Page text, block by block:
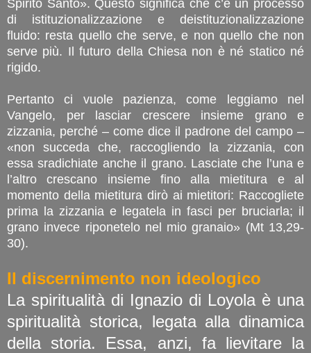
Spirito Santo». Questo significa che c’è un processo
di istituzionalizzazione e deistituzionalizzazione
fluido: resta quello che serve, e non quello che non
serve più. Il futuro della Chiesa non è né statico né
rigido.
Pertanto ci vuole pazienza, come leggiamo nel
Vangelo, per lasciar crescere insieme grano e
zizzania, perché – come dice il padrone del campo –
«non succeda che, raccogliendo la zizzania, con
essa sradichiate anche il grano. Lasciate che l’una e
l’altro crescano insieme fino alla mietitura e al
momento della mietitura dirò ai mietitori: Raccogliete
prima la zizzania e legatela in fasci per bruciarla; il
grano invece riponetelo nel mio granaio» (Mt 13,29-
30).
Il discernimento non ideologico
La spiritualità di Ignazio di Loyola è una
spiritualità storica, legata alla dinamica
della storia. Essa, anzi, fa lievitare la